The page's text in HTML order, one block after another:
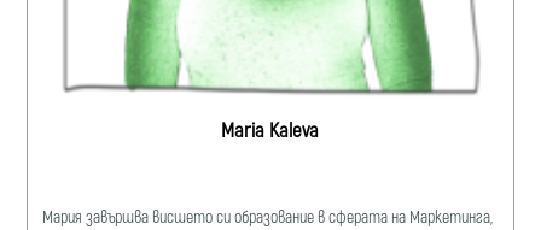
Maria Kaleva
Мария завършва висшето си образование в сферата на Маркетинга,